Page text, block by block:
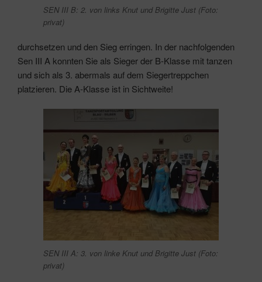
SEN III B: 2. von links Knut und Brigitte Just (Foto:
privat)
durchsetzen und den Sieg erringen. In der nachfolgenden
Sen III A konnten Sie als Sieger der B-Klasse mit tanzen
und sich als 3. abermals auf dem Siegertreppchen
platzieren. Die A-Klasse ist in Sichtweite!
SEN III A: 3. von linke Knut und Brigitte Just (Foto:
privat)